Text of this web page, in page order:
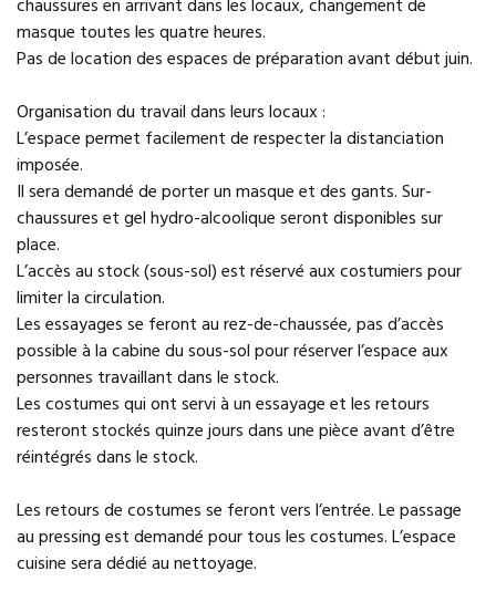
chaussures en arrivant dans les locaux, changement de
masque toutes les quatre heures.
Pas de location des espaces de préparation avant début juin.
Organisation du travail dans leurs locaux :
L’espace permet facilement de respecter la distanciation
imposée.
Il sera demandé de porter un masque et des gants. Sur-
chaussures et gel hydro-alcoolique seront disponibles sur
place.
L’accès au stock (sous-sol) est réservé aux costumiers pour
limiter la circulation.
Les essayages se feront au rez-de-chaussée, pas d’accès
possible à la cabine du sous-sol pour réserver l’espace aux
personnes travaillant dans le stock.
Les costumes qui ont servi à un essayage et les retours
resteront stockés quinze jours dans une pièce avant d’être
réintégrés dans le stock.
Les retours de costumes se feront vers l’entrée. Le passage
au pressing est demandé pour tous les costumes. L’espace
cuisine sera dédié au nettoyage.